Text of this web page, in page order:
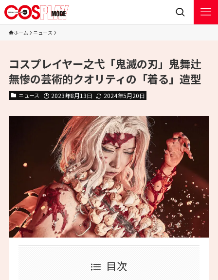
ホーム ニュース
コスプレイヤー之弋「鬼滅の刃」鬼舞辻
無惨の芸術的クオリティの「着る」造型
ニュース 2023年8月13日 2024年5月20日
目次